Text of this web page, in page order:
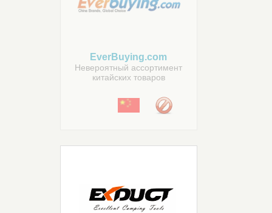
EverBuying.com
Невероятный ассортимент
китайских товаров